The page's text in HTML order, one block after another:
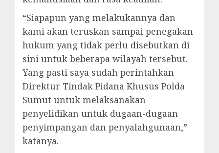
“Siapapun yang melakukannya dan
kami akan teruskan sampai penegakan
hukum yang tidak perlu disebutkan di
sini untuk beberapa wilayah tersebut.
Yang pasti saya sudah perintahkan
Direktur Tindak Pidana Khusus Polda
Sumut untuk melaksanakan
penyelidikan untuk dugaan-dugaan
penyimpangan dan penyalahgunaan,”
katanya.